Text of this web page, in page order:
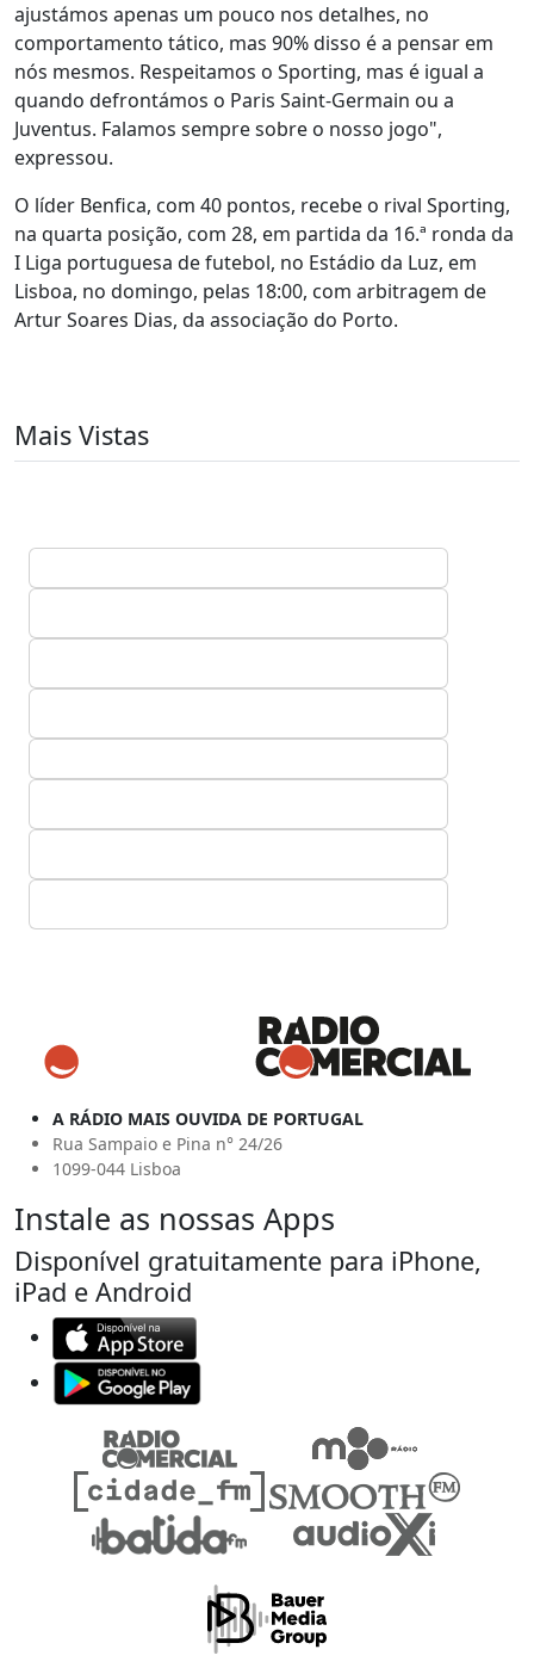
ajustámos apenas um pouco nos detalhes, no
comportamento tático, mas 90% disso é a pensar em
nós mesmos. Respeitamos o Sporting, mas é igual a
quando defrontámos o Paris Saint-Germain ou a
Juventus. Falamos sempre sobre o nosso jogo",
expressou.
O líder Benfica, com 40 pontos, recebe o rival Sporting,
na quarta posição, com 28, em partida da 16.ª ronda da
I Liga portuguesa de futebol, no Estádio da Luz, em
Lisboa, no domingo, pelas 18:00, com arbitragem de
Artur Soares Dias, da associação do Porto.
Mais Vistas
A RÁDIO MAIS OUVIDA DE PORTUGAL
Rua Sampaio e Pina n° 24/26
1099-044 Lisboa
Instale as nossas Apps
Disponível gratuitamente para iPhone,
iPad e Android